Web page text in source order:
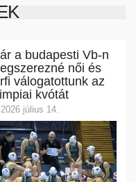
a budapesti Vb-n
női és
válogatottunk az
kvótát
2026 július 14.